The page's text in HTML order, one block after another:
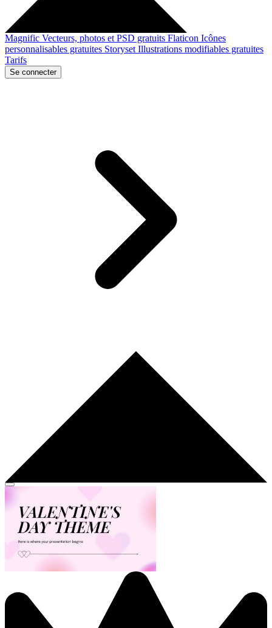
Magnific Vecteurs, photos et PSD gratuits Flaticon Icônes
personnalisables gratuites Storyset Illustrations modifiables gratuites
Tarifs
Se connecter